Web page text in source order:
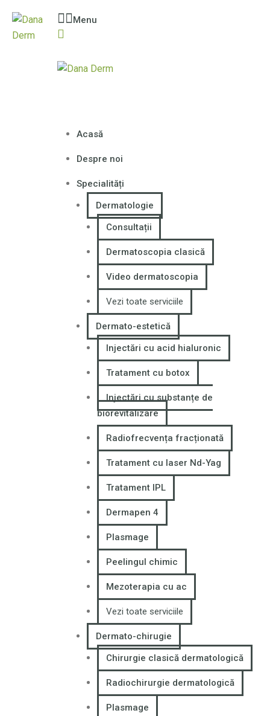
Menu
Acasă
Despre noi
Specialități
Dermatologie
Consultații
Dermatoscopia clasică
Video dermatoscopia
Vezi toate serviciile
Dermato-estetică
Injectări cu acid hialuronic
Tratament cu botox
Injectări cu substanțe de
biorevitalizare
Radiofrecvența fracționată
Tratament cu laser Nd-Yag
Tratament IPL
Dermapen 4
Plasmage
Peelingul chimic
Mezoterapia cu ac
Vezi toate serviciile
Dermato-chirugie
Chirurgie clasică dermatologică
Radiochirurgie dermatologică
Plasmage